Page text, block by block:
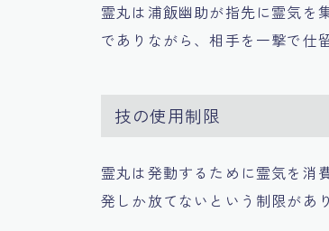
霊丸は浦飯幽助が指先に霊気を
でありながら、相手を一撃で仕
技の使用制限
霊丸は発動するために霊気を消
発しか放てないという制限があ